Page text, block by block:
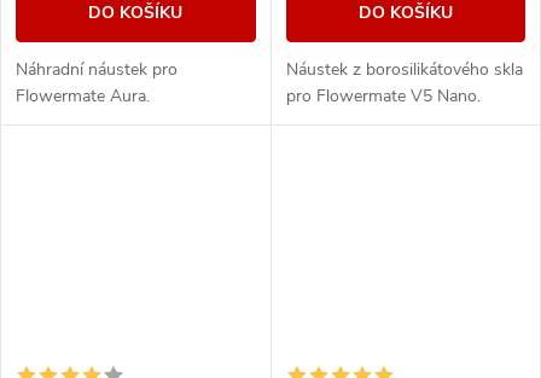
DO KOŠÍKU
Náhradní náustek pro
Flowermate Aura.
DO KOŠÍKU
Náustek z borosilikátového skla
pro Flowermate V5 Nano.